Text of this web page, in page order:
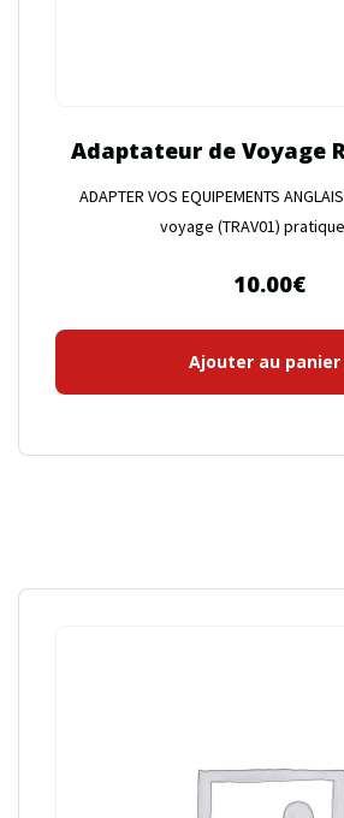
Adaptateur de Voyage
ADAPTER VOS EQUIPEMENTS
voyage (TRAV01)
10.00€
Ajouter au panier